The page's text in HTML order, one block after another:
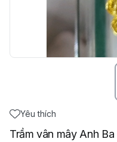
Yêu thích
Trầm vân mây Anh Ba